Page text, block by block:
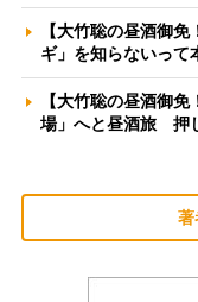
【大竹聡の昼酒御
ギ」を知らないっ
【大竹聡の昼酒御
場」へと昼酒旅 押
著